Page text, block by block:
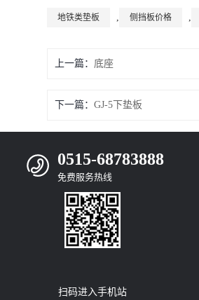
地铁类垫板 , 侧挡板价格 ,
上一篇： 底座
下一篇：GJ-5下垫板
0515-68783888
免费服务热线
扫码进入手机站